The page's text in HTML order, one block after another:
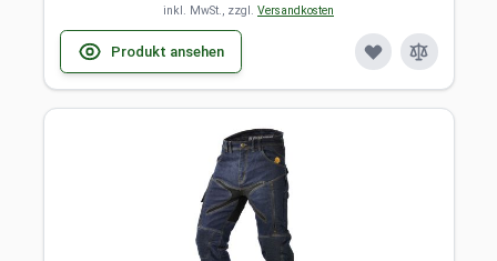
inkl. MwSt., zzgl. Versandkosten
Produkt ansehen